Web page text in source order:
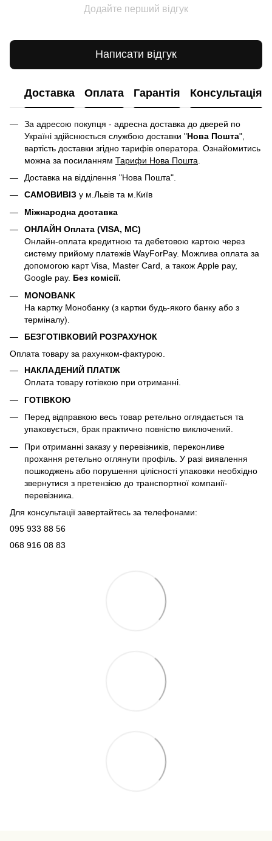
Додайте перший відгук
Написати відгук
Доставка Оплата Гарантія Консультація
За адресою покупця - адресна доставка до дверей по
Україні здійснюється службою доставки "Нова Пошта",
вартість доставки згідно тарифів оператора. Ознайомитись
можна за посиланням Тарифи Нова Пошта
Доставка на відділення "Нова Пошта".
САМОВИВІЗ у м.Львів та м.Київ
Міжнародна доставка
ОНЛАЙН Оплата (VISA, MC)
Онлайн-оплата кредитною та дебетовою картою через
систему прийому платежів WayForPay. Можлива оплата за
допомогою карт Visa, Master Card, а також Apple pay,
Google pay. Без комісії.
MONOBANK
На картку Монобанку (з картки будь-якого банку або з
терміналу).
БЕЗГОТІВКОВИЙ РОЗРАХУНОК
Оплата товару за рахунком-фактурою.
НАКЛАДЕНИЙ ПЛАТІЖ
Оплата товару готівкою при отриманні.
ГОТІВКОЮ
Перед відправкою весь товар ретельно оглядається та
упаковується, брак практично повністю виключений.
При отриманні заказу у перевізників, переконливе
прохання ретельно оглянути профіль. У разі виявлення
пошкоджень або порушення цілісності упаковки необхідно
звернутися з претензією до транспортної компанії-
перевізника.
Для консультації завертайтесь за телефонами:
095 933 88 56
068 916 08 83